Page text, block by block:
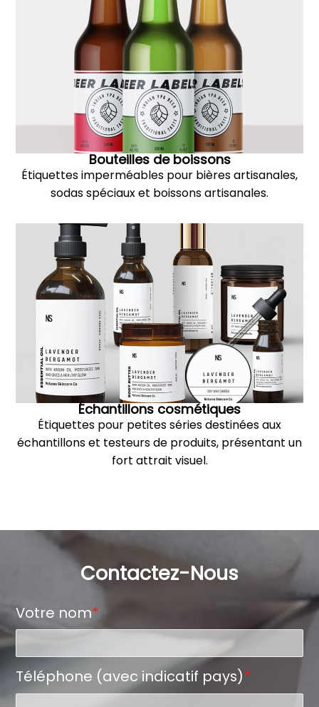
Bouteilles de boissons
Étiquettes imperméables pour bières artisanales,
sodas spéciaux et boissons artisanales.
Échantillons cosmétiques
Étiquettes pour petites séries destinées aux
échantillons et testeurs de produits, présentant un
fort attrait visuel.
Contactez-Nous
Votre nom*
Téléphone (avec indicatif pays)*